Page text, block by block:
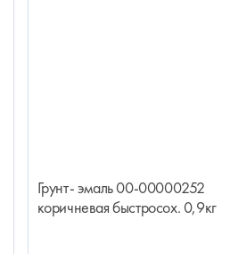
Грунт- эмаль 00-00000252
коричневая быстросох. 0,9кг